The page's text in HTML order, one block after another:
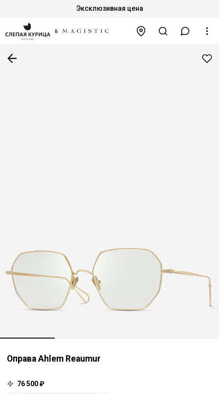
Эксклюзивная цена
Оправа Ahlem Reaumur
76 500 ₽